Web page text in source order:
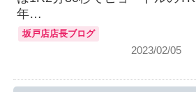
年…
坂戸店店長ブログ
2023/02/05